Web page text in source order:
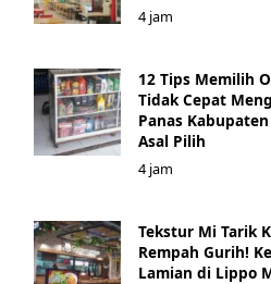
4 jam
12 Tips Memilih
Tidak Cepat
Panas
Asal Pilih
4 jam
Tekstur Mi Tarik
Rempah Gurih!
Lamian di Lippo